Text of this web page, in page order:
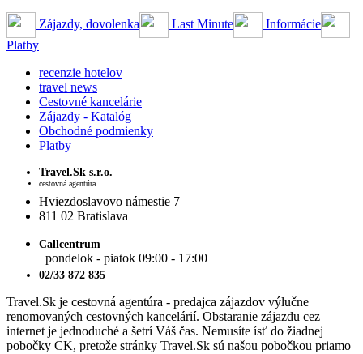
Zájazdy, dovolenka Last Minute
Informácie
Platby
recenzie hotelov
travel news
Cestovné kancelárie
Zájazdy - Katalóg
Obchodné podmienky
Platby
Travel.Sk s.r.o.
cestovná agentúra
Hviezdoslavovo námestie 7
811 02 Bratislava
Callcentrum
pondelok - piatok 09:00 - 17:00
02/33 872 835
Travel.Sk je cestovná agentúra - predajca zájazdov výlučne
renomovaných cestovných kancelárií. Obstaranie zájazdu cez
internet je jednoduché a šetrí Váš čas. Nemusíte ísť do žiadnej
pobočky CK, pretože stránky Travel.Sk sú našou pobočkou priamo